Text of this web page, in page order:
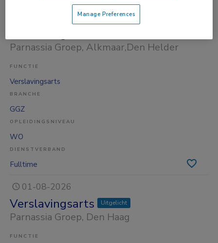
Parnassia Groep, Alkmaar,Den Helder
FUNCTIE
Verslavingsarts
BRANCHE
GGZ
OPLEIDINGSNIVEAU
WO
DIENSTVERBAND
Fulltime
01-08-2026
Verslavingsarts Uitgelicht
Parnassia Groep, Den Haag
FUNCTIE
Manage Preferences